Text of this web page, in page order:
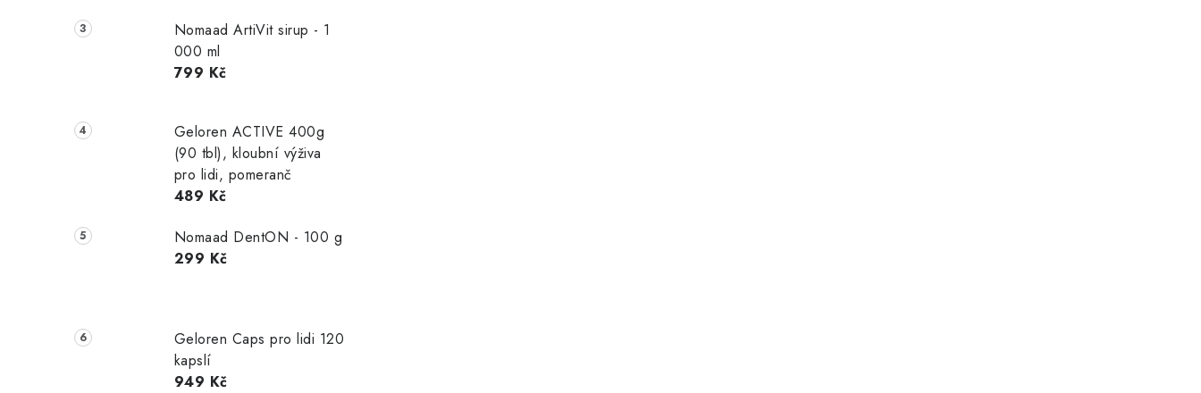
Nomaad ArtiVit sirup - 1
000 ml
799 Kč
Geloren ACTIVE 400g
(90 tbl), kloubní výživa
pro lidi, pomeranč
489 Kč
Nomaad DentON - 100 g
299 Kč
Geloren Caps pro lidi 120
kapslí
949 Kč